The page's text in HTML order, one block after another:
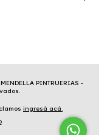
PINTRUERIAS -
ingresá acá.